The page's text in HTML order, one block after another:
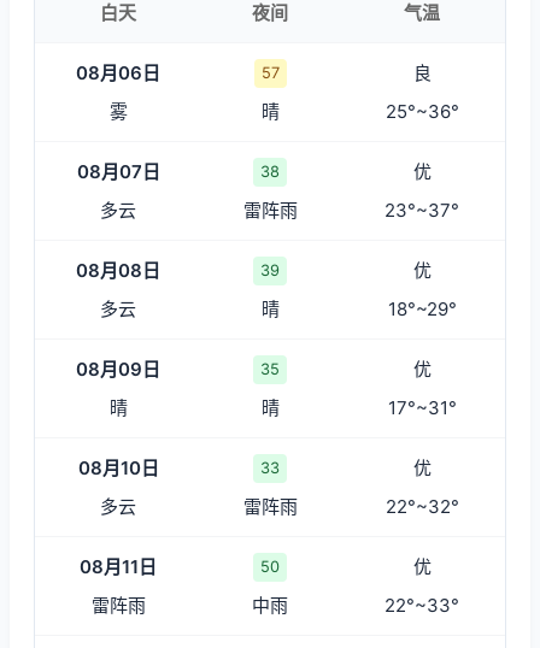
白天
夜间 气温
08月06日 57
良
雾
晴 25°~36°
08月07日 38
优
多云
雷阵雨 23°~37°
08月08日 39
优
多云
晴 18°~29°
08月09日 35
优
晴
晴 17°~31°
08月10日 33
优
多云
雷阵雨 22°~32°
08月11日 50
优
雷阵雨
中雨 22°~33°